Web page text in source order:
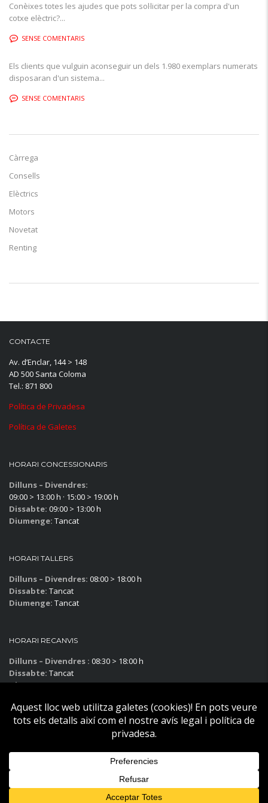
Conèixes totes les ajudes que pots sol·licitar per la compra d'un
cotxe elèctric?...
SENSE COMENTARIS
Els clients que vulguin aconseguir un dels 1.980 exemplars numerats
disposaran d'un sistema...
SENSE COMENTARIS
Càrrega
Consells
Elèctrics
Motors
Novetat
Renting
CONTACTE
Av. d’Enclar, 144 > 148
AD 500 Santa Coloma
Tel.: 871 800
Política de Privadesa
Política de Galetes
HORARI CONCESSIONARIS
Dilluns – Divendres:
09:00 > 13:00 h · 15:00 > 19:00 h
Dissabte: 09:00 > 13:00 h
Diumenge: Tancat
HORARI TALLERS
Dilluns – Divendres: 08:00 > 18:00 h
Dissabte: Tancat
Diumenge: Tancat
HORARI RECANVIS
Dilluns – Divendres : 08:30 > 18:00 h
Dissabte: Tancat
Diumenge:Tancat
Copyright © Becier Vehicles 2025